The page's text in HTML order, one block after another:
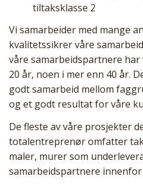
tiltaksklasse 2
Vi samarbeider med mange
kvalitetssikrer våre
våre samarbeidspartnere
20 år, noen i mer enn 40 år.
godt samarbeid mellom
og et godt resultat for våre
De fleste av våre prosjekter
totalentreprenør omfatter
maler, murer som
samarbeidspartnere